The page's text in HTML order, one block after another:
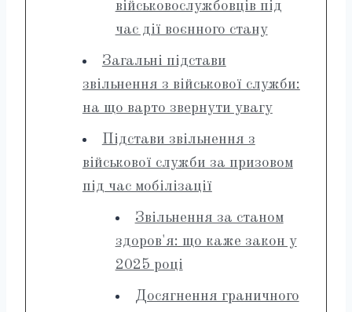
військовослужбовців під
час дії воєнного стану
Загальні підстави
звільнення з військової служби:
на що варто звернути увагу
Підстави звільнення з
військової служби за призовом
під час мобілізації
Звільнення за станом
здоров'я: що каже закон у
2025 році
Досягнення граничного